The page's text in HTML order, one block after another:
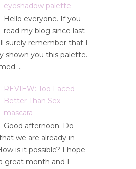
eyeshadow palette
Hello everyone. If you
read my blog since last
surely remember that I
shown you this palette.
...
REVIEW: Too Faced
Better Than Sex
mascara
Good afternoon. Do
we are already in
is it possible? I hope
great month and I